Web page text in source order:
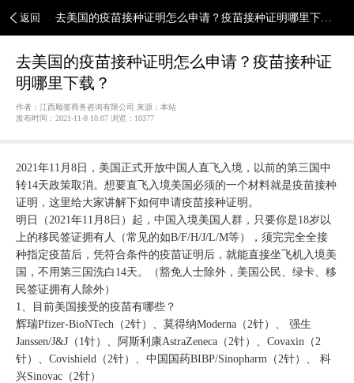
返回 去美国的疫苗接种证明怎么申请？疫苗接种证明哪里下
载？
去美国的疫苗接种证明怎么申请？疫苗接种证
明哪里下载？
作者：江西顺签商务咨询有限公司 来源：本站
发布时间：2021-11-8 10:07 浏览： 10377
2021年11月8日，美国正式开放中国人直飞入境，以前的第三国中
转14天政策取消。想要直飞入境美国必须的一个材料就是疫苗接种
证明，这里给大家讲解下如何申请疫苗接种证明。
明日（2021年11月8日）起，中国入境美国人群，只要你是18岁以
上的移民签证拥有人（常见的如B/F/H/J/L/M等），须完完全全接
种指定疫苗后，凭符合条件的疫苗证明后，就能直接坐飞机入境美
国，不用第三国洗白14天。（豁免人士除外，美国公民、绿卡、移
民签证拥有人除外）
1、目前美国接受的疫苗有哪些？
辉瑞Pfizer-BioNTech（2针）、莫得纳Moderna（2针）、 强生
Janssen/J&J（1针）、阿斯利康AstraZeneca（2针）、Covaxin（2
针）、Covishield（2针）、中国国药BIBP/Sinopharm（2针）、 科
兴Sinovac（2针）